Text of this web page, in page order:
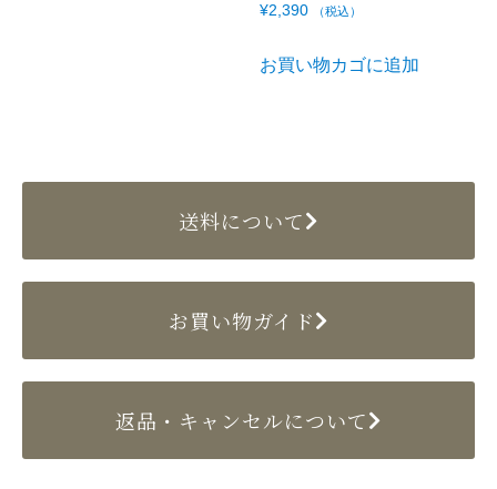
¥2,390 （税込）
お買い物カゴに追加
送料について
お買い物ガイド
返品・キャンセルについて